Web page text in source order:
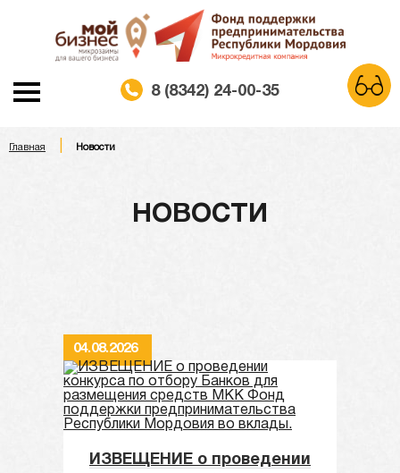
8 (8342) 24-00-35
Белая схема Черная схема
Главная Новости
НОВОСТИ
ИЗВЕЩЕНИЕ о проведении
04.08.2026